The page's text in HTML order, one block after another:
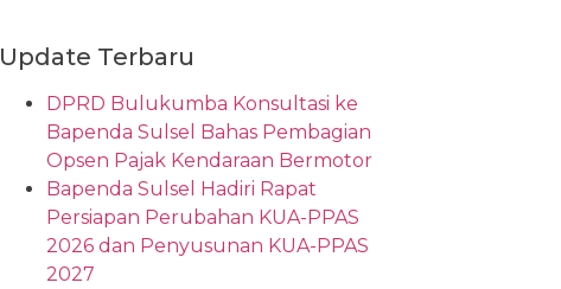
Update Terbaru
DPRD Bulukumba Konsultasi ke
Bapenda Sulsel Bahas Pembagian
Opsen Pajak Kendaraan Bermotor
Bapenda Sulsel Hadiri Rapat
Persiapan Perubahan KUA-PPAS
2026 dan Penyusunan KUA-PPAS
2027